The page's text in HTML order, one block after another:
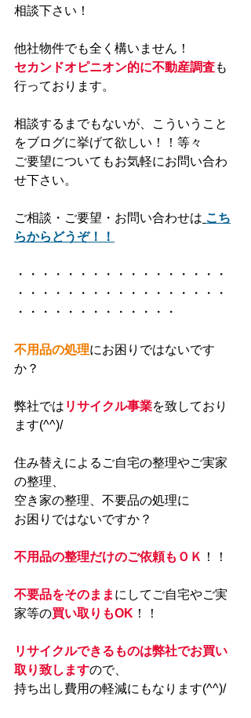
相談下さい！
他社物件でも全く構いません！
セカンドオピニオン的に不動産調査も
行っております。
相談するまでもないが、こういうこと
をブログに挙げて欲しい！！等々
ご要望についてもお気軽にお問い合わ
せ下さい。
ご相談・ご要望・お問い合わせは こち
らからどうぞ！！
・・・・・・・・・・・・・・・・・
・・・・・・・・・・・・・・・・・
・・・・・・・・・・・・・
不用品の処理にお困りではないです
か？
弊社では リサイクル事業を致しており
ます(^^)/
住み替えによるご自宅の整理やご実家
の整理、
空き家の整理、不要品の処理に
お困りではないですか？
不用品の整理だけのご依頼もＯＫ ！！
不要品をそのまま にしてご自宅やご実
家等の買い取りもOK ！！
リサイクルできるものは弊社でお買い
取り致しますので、
持ち出し費用の軽減にもなります(^^)/